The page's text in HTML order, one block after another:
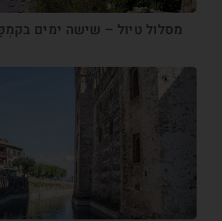
מסלול טיול – שישה ימים